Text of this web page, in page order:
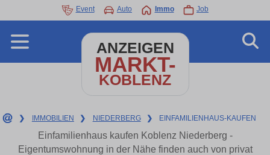
Event Auto Immo Job
ANZEIGEN
MARKT-
KOBLENZ
❯ IMMOBILIEN ❯ NIEDERBERG ❯ EINFAMILIENHAUS-KAUFEN
Einfamilienhaus kaufen Koblenz Niederberg -
Eigentumswohnung in der Nähe finden auch von privat